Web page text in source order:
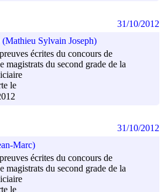
Sylvain Joseph)
écrites du concours de
magistrats du second grade de la
le
31/10/2012
Marc)
écrites du concours de
magistrats du second grade de la
le
31/10/2012